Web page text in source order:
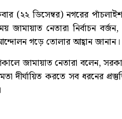
(২২ ডিসেম্বর) নগরের
জামায়াত নেতারা নির্বাচন
গড়ে তোলার আহ্বান জানান।
জামায়াত নেতারা বলেন,
দীর্ঘায়িত করতে সব ধরনের